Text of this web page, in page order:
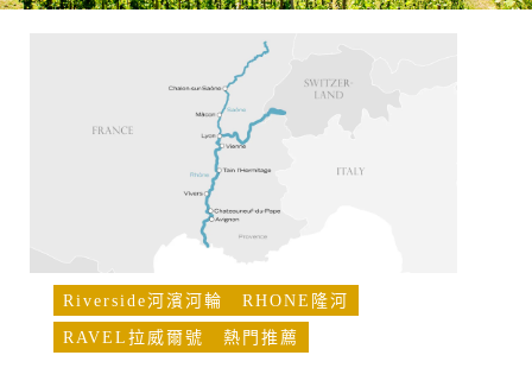
Riverside河濱河輪
RHONE隆河
RAVEL拉威爾號
熱門推薦